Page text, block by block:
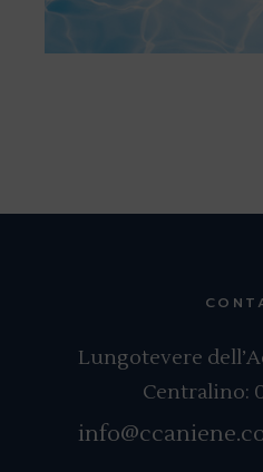
Lungotevere
Centralino: